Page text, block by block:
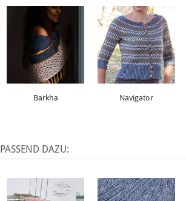
Barkha Navigator
PASSEND DAZU: